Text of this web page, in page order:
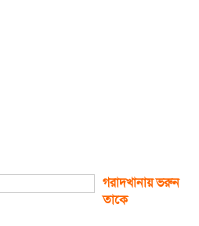
গরাদখানায় ভরুন
তাকে